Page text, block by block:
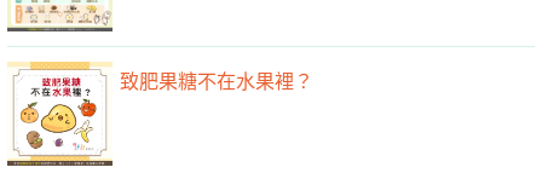
致肥果糖不在水果裡？